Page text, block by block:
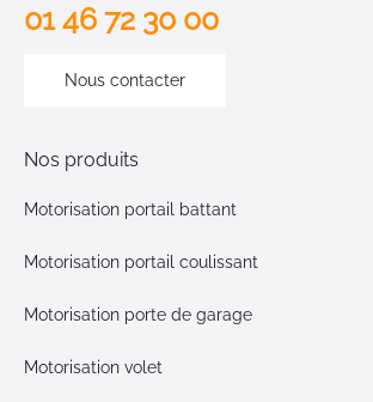
01 46 72 30 00
Nous contacter
Nos produits
Motorisation portail battant
Motorisation portail coulissant
Motorisation porte de garage
Motorisation volet